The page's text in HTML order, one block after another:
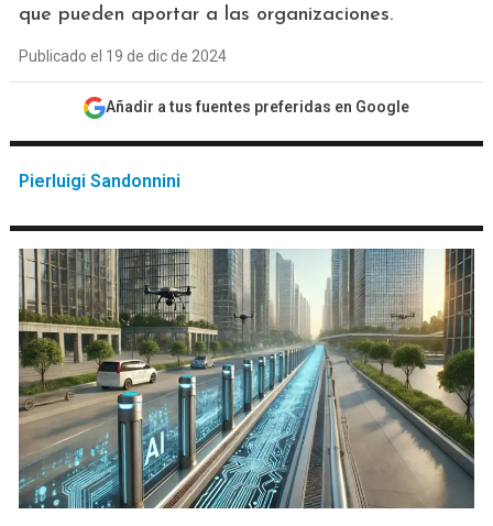
que pueden aportar a las organizaciones.
Publicado el 19 de dic de 2024
Añadir a tus fuentes preferidas en Google
Pierluigi Sandonnini